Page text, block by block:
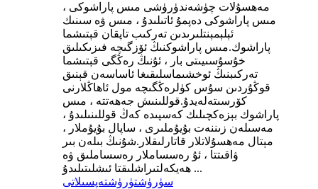
مەھسۇلات چۈشەندۈرۈشى مىس پاراشوكى ،
مىس پاراشوكى دەپمۇ ئاتىلىدۇ ، مىس ۋە سىنىك
ئېلېمېنتلىرىدىن تەركىب تاپقان قېتىشما
پاراشوك.مىس پاراشوكنىڭ ئۆزگىچە فىزىكىلىق
خۇسۇسىيىتى بار ، ئۇنىڭ رەڭگى قېتىشما
تەركىبنىڭ ئوخشىماسلىقىغا ئاساسەن قېنىق
قوڭۇردىن سۇس كۈلرەڭگىچە مول ئاھاڭلارنى
كۆرسىتەلەيدۇ.قوللىنىش جەھەتتە ، مىس
پاراشوك بېزەكچىلىك كەسپىدە كەڭ قوللىنىلىدۇ ،
مەسىلەن زىننەت بۇيۇملىرى ، ساپال بۇيۇملار ،
مېتال مەھسۇلاتلار قاتارلىقلار.شۇنىڭ بىلەن بىر
ۋاقىتتا ، ئۇ رەسساملار رەسساملىق ۋە
ھەيكەلتىراشلىقتا ئىشلىتىلىدۇ ...
سۈرۈشتۈرۈشتەپسىلاتى